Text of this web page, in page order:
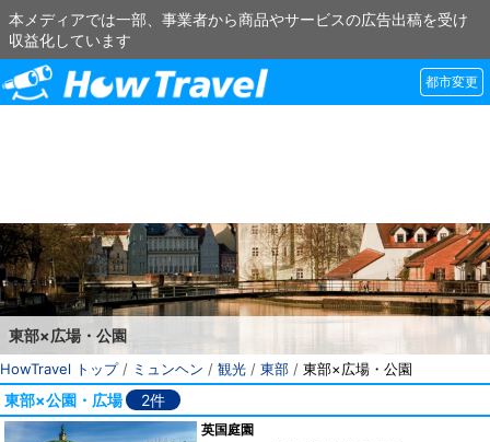
本メディアでは一部、事業者から商品やサービスの広告出稿を受け
収益化しています
都市変更
東部×広場・公園
HowTravel トップ/ ミュンヘン / 観光 / 東部 / 東部×広場・公園
東部×公園・広場 2件
英国庭園